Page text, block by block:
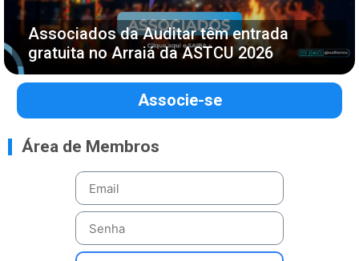
Associados da Auditar têm entrada
gratuita no Arraiá da ASTCU 2026
Associe-se
Área de Membros